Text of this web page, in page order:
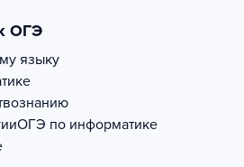
ОГЭ
языку
ОГЭ по информатике